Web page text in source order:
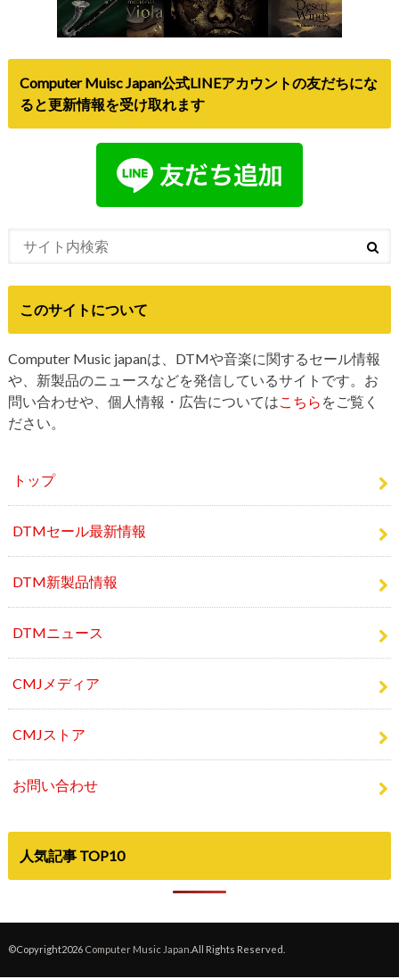
Computer Muisc Japan公式LINEアカウントの友だちにな
ると更新情報を受け取れます
このサイトについて
Computer Music japanは、DTMや音楽に関するセール情報
や、新製品のニュースなどを発信しているサイトです。お
ださい。
トップ
DTMセール最新情報
DTM新製品情報
DTMニュース
CMJメディア
CMJストア
お問い合わせ